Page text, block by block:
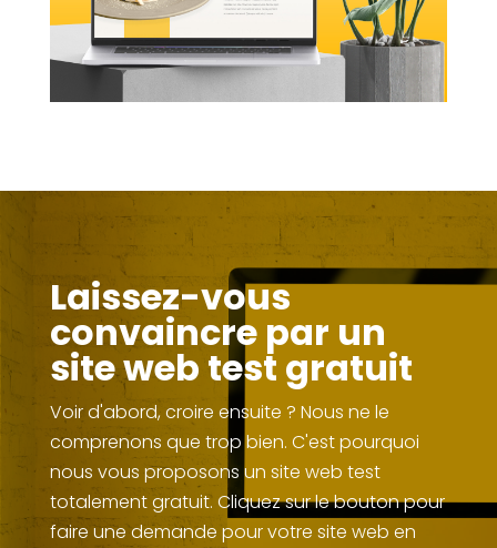
Laissez-vous
convaincre par un
site web test gratuit
Voir d'abord, croire ensuite ? Nous ne le
comprenons que trop bien. C'est pourquoi
nous vous proposons un site web test
totalement gratuit. Cliquez sur le bouton pour
faire une demande pour votre site web en